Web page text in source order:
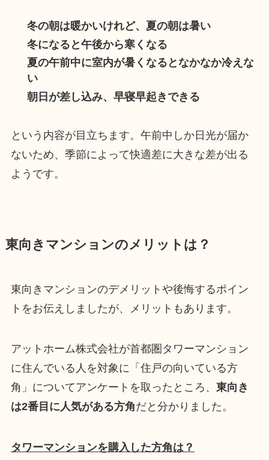
冬の朝は暖かいけれど、夏の朝は暑い
冬になると午後から寒くなる
夏の午前中に室内が暑くなるとなかなか冷えな
い
朝日が差し込み、早寝早起きできる
という内容が目立ちます。午前中しか日光が届か
ないため、季節によって快適差に大きな差が出る
ようです。
東向きマンションのメリットは？
東向きマンションのデメリットや後悔するポイン
トをお伝えしましたが、メリットもあります。
アットホーム株式会社が首都圏タワーマンション
に住んでいる人を対象に「住戸の向いている方
角」についてアンケートを取ったところ、 東向き
は2番目に人気がある方角だと分かりました。
タワーマンションを購入した方角は？